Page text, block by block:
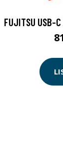
FUJITSU USB-